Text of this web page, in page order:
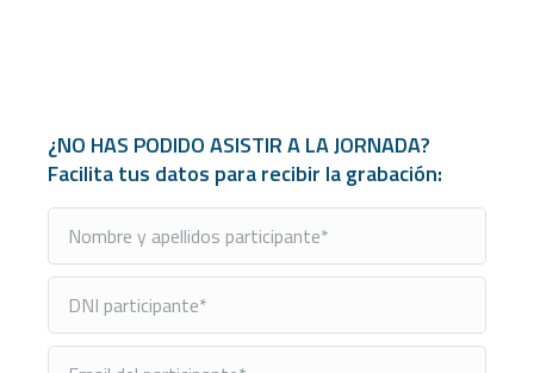
¿NO HAS PODIDO ASISTIR A LA JORNADA?
Facilita tus datos para recibir la grabación: